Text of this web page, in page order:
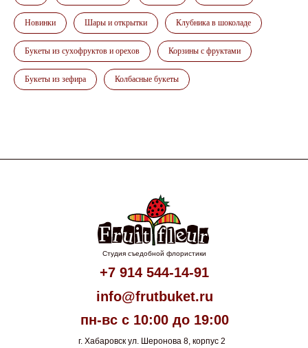
Новинки Шары и открытки Клубника в шоколаде
Букеты из сухофруктов и орехов Корзины с фруктами
Букеты из зефира Колбасные букеты
Студия съедобной флористики
+7 914 544-14-91
info@frutbuket.ru
пн-вс с 10:00 до 19:00
г. Хабаровск ул. Шеронова 8, корпус 2